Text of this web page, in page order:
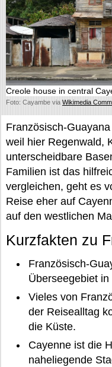
Creole house in central
Foto: Cayambe via Wikimedia
Französisch-
weil hier Regenwald,
unterscheidbare
Familien ist das
vergleichen, geht es
Reise eher auf
auf den westlichen
Kurzfakten zu
Französisch-
Überseegebiet
Vieles von
der Reisealltag
die Küste.
Cayenne ist die
naheliegende